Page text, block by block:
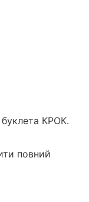
КРОК.
повний